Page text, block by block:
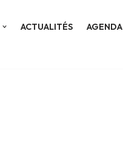
ACTUALITÉS AGENDA